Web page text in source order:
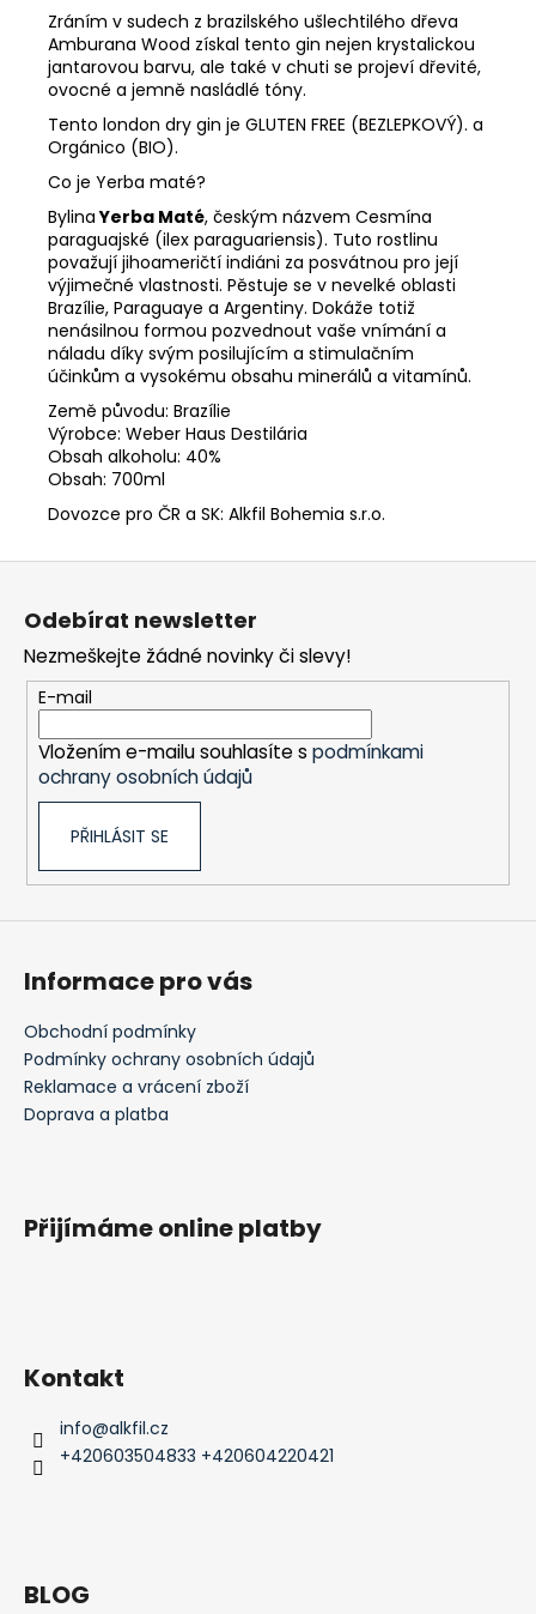
Zráním v sudech z brazilského ušlechtilého dřeva
Amburana Wood získal tento gin nejen krystalickou
jantarovou barvu, ale také v chuti se projeví dřevité,
ovocné a jemně nasládlé tóny.
Tento london dry gin je GLUTEN FREE (BEZLEPKOVÝ). a
Orgánico (BIO).
Co je Yerba maté?
Bylina Yerba Maté, českým názvem Cesmína
paraguajské (ilex paraguariensis). Tuto rostlinu
považují jihoameričtí indiáni za posvátnou pro její
výjimečné vlastnosti. Pěstuje se v nevelké oblasti
Brazílie, Paraguaye a Argentiny. Dokáže totiž
nenásilnou formou pozvednout vaše vnímání a
náladu díky svým posilujícím a stimulačním
účinkům a vysokému obsahu minerálů a vitamínů.
Země původu: Brazílie
Výrobce: Weber Haus Destilária
Obsah alkoholu: 40%
Obsah: 700ml
Dovozce pro ČR a SK: Alkfil Bohemia s.r.o.
Z
Odebírat newsletter
Nezmeškejte žádné novinky či slevy!
E-mail
Vložením e-mailu souhlasíte s podmínkami
ochrany osobních údajů
PŘIHLÁSIT SE
Informace pro vás
Obchodní podmínky
Podmínky ochrany osobních údajů
Reklamace a vrácení zboží
Doprava a platba
Přijímáme online platby
Kontakt
info@alkfil.cz
+420603504833 +420604220421
BLOG